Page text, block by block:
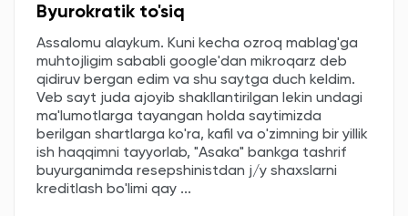
Byurokratik to'siq
Assalomu alaykum. Kuni kecha ozroq mablag'ga
muhtojligim sababli google'dan mikroqarz deb
qidiruv bergan edim va shu saytga duch keldim.
Veb sayt juda ajoyib shakllantirilgan lekin undagi
ma'lumotlarga tayangan holda saytimizda
berilgan shartlarga ko'ra, kafil va o'zimning bir yillik
ish haqqimni tayyorlab, "Asaka" bankga tashrif
buyurganimda resepshinistdan j/y shaxslarni
kreditlash bo'limi qay ...